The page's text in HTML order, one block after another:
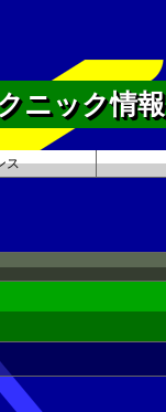
ニック情報
ス